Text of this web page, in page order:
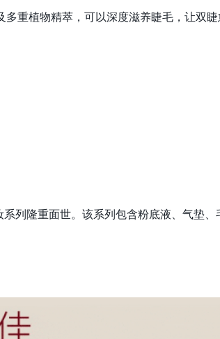
重植物精萃，可以深度滋养睫毛，让双睫
列隆重面世。该系列包含粉底液、气垫